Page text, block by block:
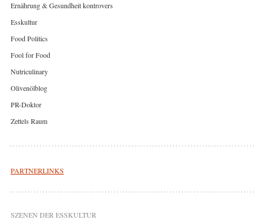
Ernährung & Gesundheit kontrovers
Esskultur
Food Politics
Fool for Food
Nutriculinary
Olivenölblog
PR-Doktor
Zettels Raum
PARTNERLINKS
SZENEN DER ESSKULTUR